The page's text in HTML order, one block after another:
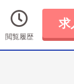
閲覧履歴
求